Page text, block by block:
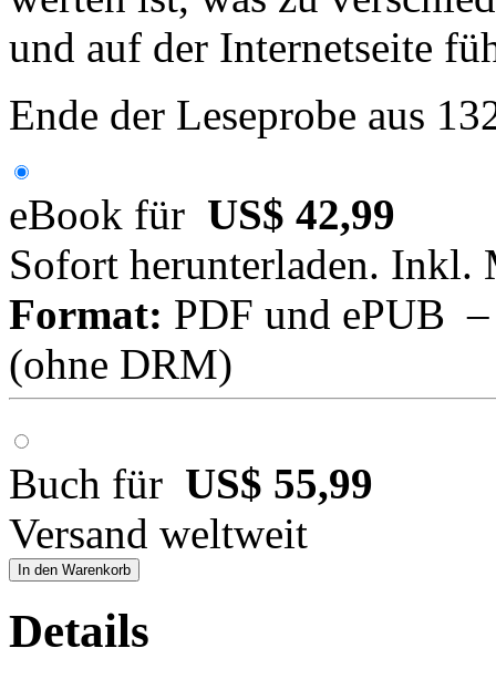
und auf der Internetseite
Ende der Leseprobe aus
eBook für US$ 42,99
Sofort herunterladen. Inkl.
Format: PDF und ePUB
(ohne DRM)
Buch für US$ 55,99
Versand weltweit
In den Warenkorb
Details